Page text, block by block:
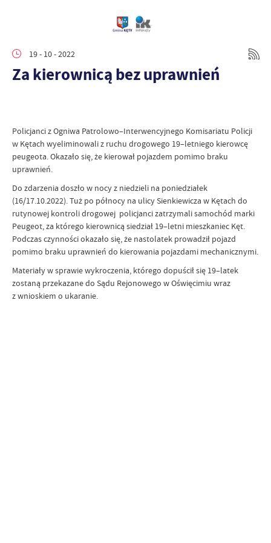
19 - 10 - 2022
Za kierownicą bez uprawnień
Policjanci z Ogniwa Patrolowo–Interwencyjnego Komisariatu Policji
w Kętach wyeliminowali z ruchu drogowego 19–letniego kierowcę
peugeota. Okazało się, że kierował pojazdem pomimo braku
uprawnień.
Do zdarzenia doszło w nocy z niedzieli na poniedziałek
(16/17.10.2022). Tuż po północy na ulicy Sienkiewicza w Kętach do
rutynowej kontroli drogowej policjanci zatrzymali samochód marki
Peugeot, za którego kierownicą siedział 19–letni mieszkaniec Kęt.
Podczas czynności okazało się, że nastolatek prowadził pojazd
pomimo braku uprawnień do kierowania pojazdami mechanicznymi.
Materiały w sprawie wykroczenia, którego dopuścił się 19–latek
zostaną przekazane do Sądu Rejonowego w Oświęcimiu wraz
z wnioskiem o ukaranie.